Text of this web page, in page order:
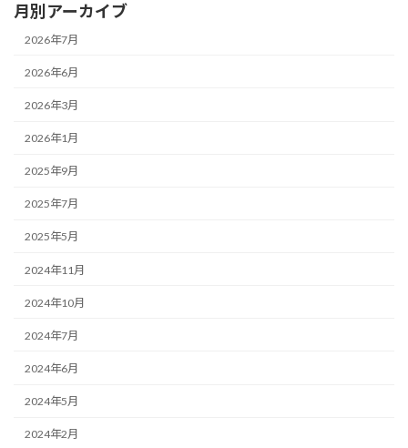
月別アーカイブ
2026年7月
2026年6月
2026年3月
2026年1月
2025年9月
2025年7月
2025年5月
2024年11月
2024年10月
2024年7月
2024年6月
2024年5月
2024年2月